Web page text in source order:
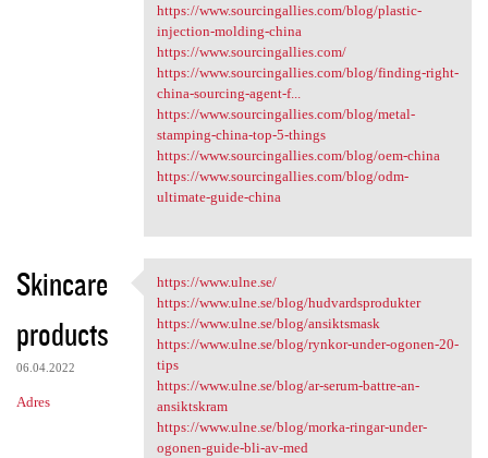
https://www.sourcingallies.com/blog/plastic-
injection-molding-china
https://www.sourcingallies.com/
https://www.sourcingallies.com/blog/finding-right-
china-sourcing-agent-f...
https://www.sourcingallies.com/blog/metal-
stamping-china-top-5-things
https://www.sourcingallies.com/blog/oem-china
https://www.sourcingallies.com/blog/odm-
ultimate-guide-china
Skincare
products
06.04.2022
Adres
https://www.ulne.se/
https://www.ulne.se/
https://www.ulne.se/blog/hudvardsprodukter
https://www.ulne.se/blog/ansiktsmask
https://www.ulne.se/blog/rynkor-under-ogonen-20-
tips
https://www.ulne.se/blog/ar-serum-battre-an-
ansiktskram
https://www.ulne.se/blog/morka-ringar-under-
ogonen-guide-bli-av-med